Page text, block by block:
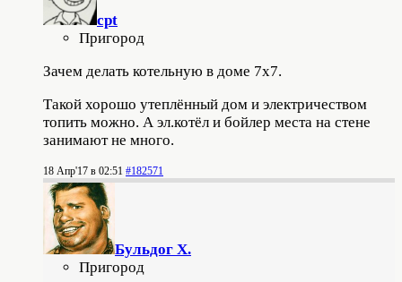
cpt
Пригород
Зачем делать котельную в доме 7х7.
Такой хорошо утеплённый дом и электричеством
топить можно. А эл.котёл и бойлер места на стене
занимают не много.
18 Апр'17 в 02:51 #182571
Бульдог Х.
Пригород